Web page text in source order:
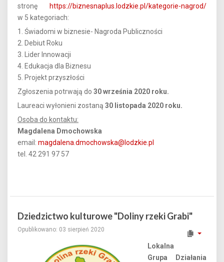
stronę
https://biznesnaplus.lodzkie.pl/kategorie-nagrod/
w 5 kategoriach:
1. Świadomi w biznesie- Nagroda Publiczności
2. Debiut Roku
3. Lider Innowacji
4. Edukacja dla Biznesu
5. Projekt przyszłości
Zgłoszenia potrwają do 30 września 2020 roku.
Laureaci wyłonieni zostaną 30 listopada 2020 roku.
Osoba do kontaktu:
Magdalena Dmochowska
email: magdalena.dmochowska@lodzkie.pl
tel. 42 291 97 57
Dziedzictwo kulturowe "Doliny rzeki Grabi"
Opublikowano: 03 sierpień 2020
Lokalna
Grupa Działania